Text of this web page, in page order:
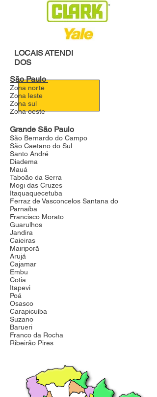
LOCAISATENDI
DOS
São Paulo
Zona norte
Zona leste
Zona sul
Zona oeste
Grande São Paulo
São Bernardo do Campo
São Caetano do Sul
Santo André
Diadema
Mauá
Taboão da Serra
Mogi das Cruzes
Itaquaquecetuba
Ferraz de Vasconcelos Santana do
Parnaíba
Francisco Morato
Guarulhos
Jandira
Caieiras
Mairiporã
Arujá
Cajamar
Embu
Cotia
Itapevi
Poá
Osasco
Carapicuíba
Suzano
Barueri
Franco da Rocha
Ribeirão Pires